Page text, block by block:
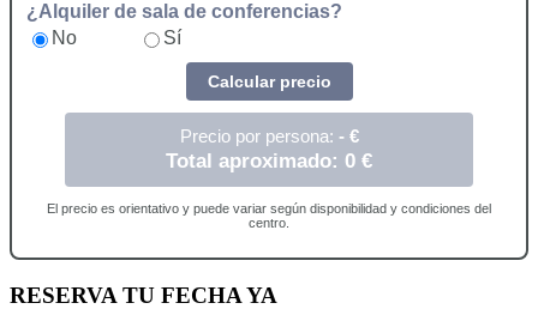
¿Alquiler de sala de conferencias?
No
Sí
Calcular precio
Precio por persona: -€
Total aproximado: 0 €
El precio es orientativo y puede variar según disponibilidad y condiciones del
centro.
RESERVA TU FECHA YA